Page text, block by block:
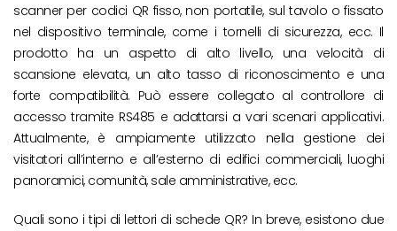
scanner per codici QR fisso, non portatile, sul tavolo o fissato
nel dispositivo terminale, come i tornelli di sicurezza, ecc. Il
prodotto ha un aspetto di alto livello, una velocità di
scansione elevata, un alto tasso di riconoscimento e una
forte compatibilità. Può essere collegato al controllore di
accesso tramite RS485 e adattarsi a vari scenari applicativi.
Attualmente, è ampiamente utilizzato nella gestione dei
visitatori all’interno e all’esterno di edifici commerciali, luoghi
panoramici, comunità, sale amministrative, ecc.
Quali sono i tipi di lettori di schede QR? In breve, esistono due